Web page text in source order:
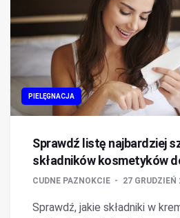
PIELĘGNACJA
Sprawdź listę najbardziej
składników kosmetyków
CUDNE PAZNOKCIE 27 GRUDZIEŃ
Sprawdź, jakie składniki w